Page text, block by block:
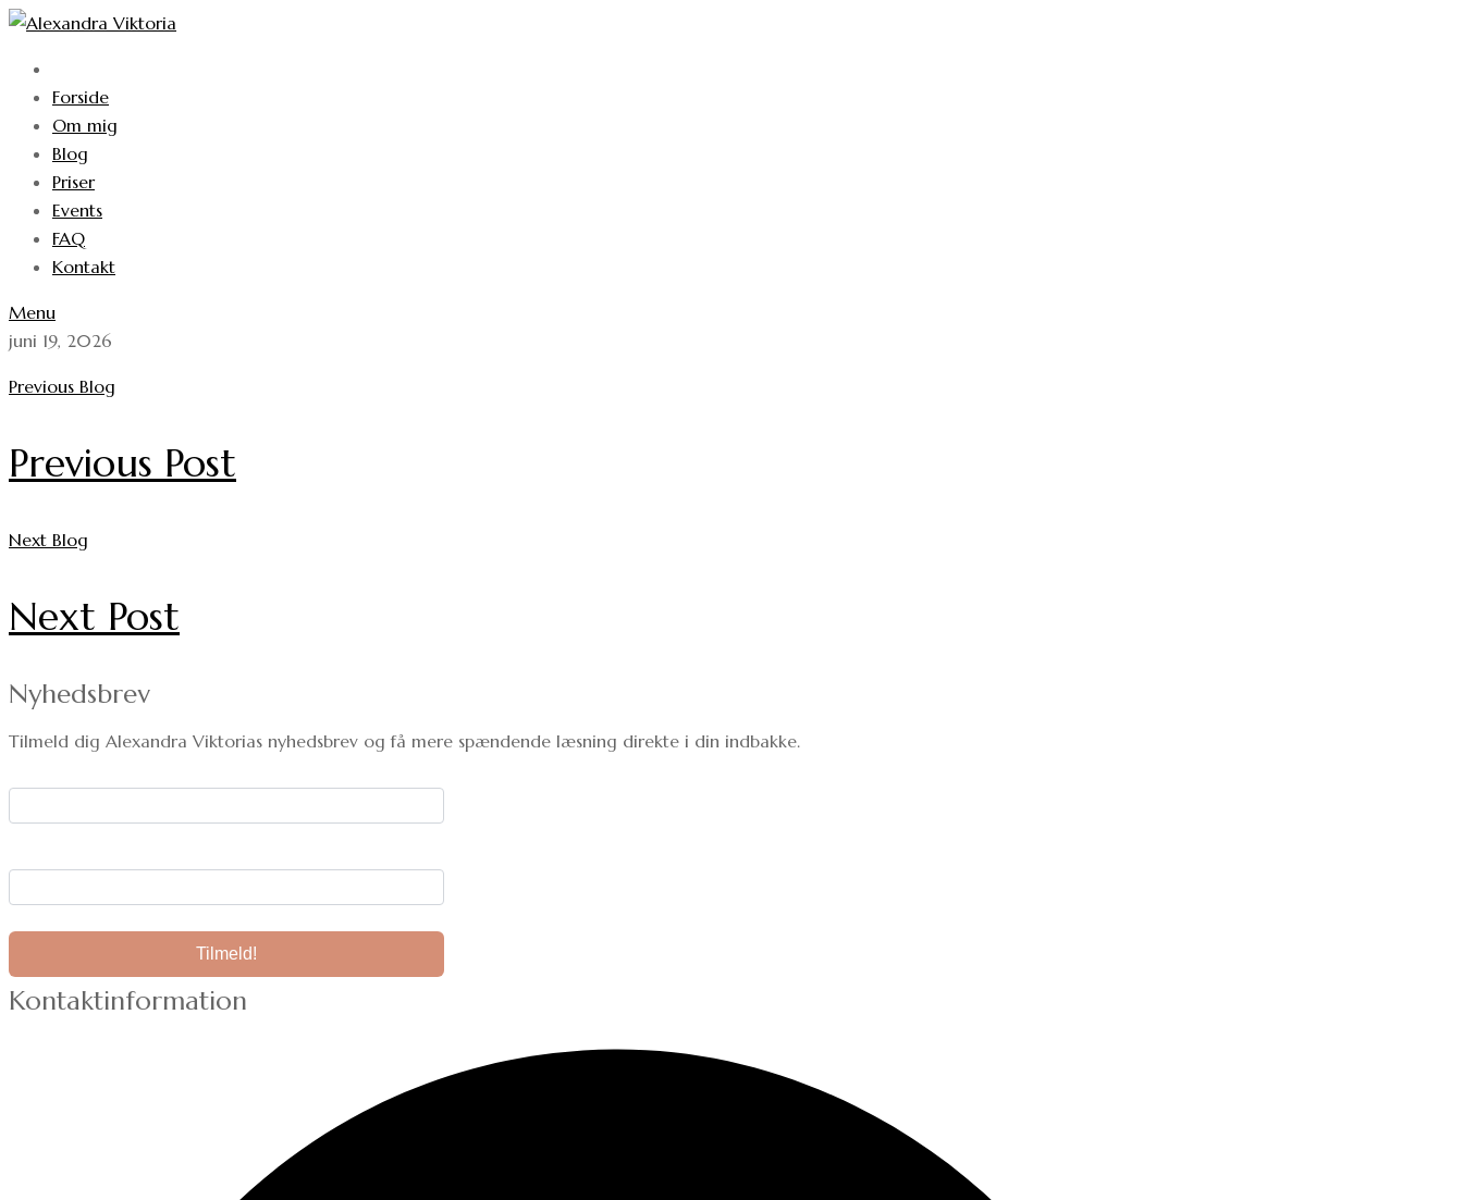
Skip
content
Forside
Om mig
Blog
Priser
Events
FAQ
Kontakt
Menu
juni 19, 2026
Previous Blog
Previous Post
Next Blog
Next Post
Nyhedsbrev
Tilmeld dig Alexandra Viktorias nyhedsbrev og få mere spændende læsning direkte i din indbakke.
Kontaktinformation